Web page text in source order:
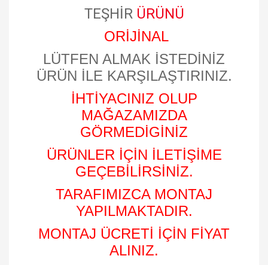
TEŞHİR ÜRÜNÜ
ORİJİNAL
LÜTFEN ALMAK İSTEDİNİZ
ÜRÜN İLE KARŞILAŞTIRINIZ.
İHTİYACINIZ OLUP
MAĞAZAMIZDA
GÖRMEDİGİNİZ
ÜRÜNLER İÇİN İLETİŞİME
GEÇEBİLİRSİNİZ.
TARAFIMIZCA MONTAJ
YAPILMAKTADIR.
MONTAJ ÜCRETİ İÇİN FİYAT
ALINIZ.